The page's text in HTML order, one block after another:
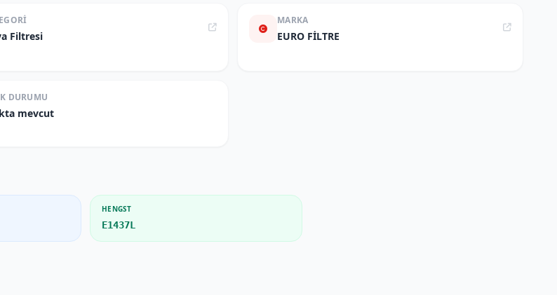
Filtresi
MARKA
EURO FİLTRE
DURUMU
mevcut
HENGST
E1437L